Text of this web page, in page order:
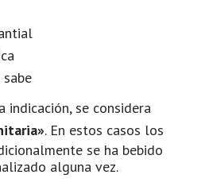
indicación, se considera
. En estos casos los
se ha bebido
alguna vez.